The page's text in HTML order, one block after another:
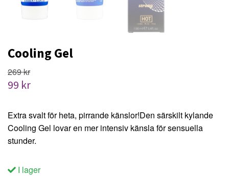
Cooling Gel
269 kr
99 kr
Extra svalt för heta, pirrande känslor!Den särskilt kylande
Cooling Gel lovar en mer intensiv känsla för sensuella
stunder.
I lager